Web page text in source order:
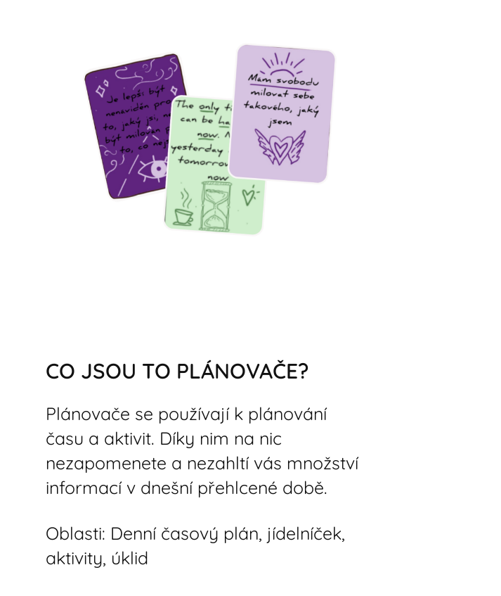
CO JSOU TO PLÁNOVAČE?
Plánovače se používají k plánování
času a aktivit. Díky nim na nic
nezapomenete a nezahltí vás množství
informací v dnešní přehlcené době.
Oblasti: Denní časový plán, jídelníček,
aktivity, úklid